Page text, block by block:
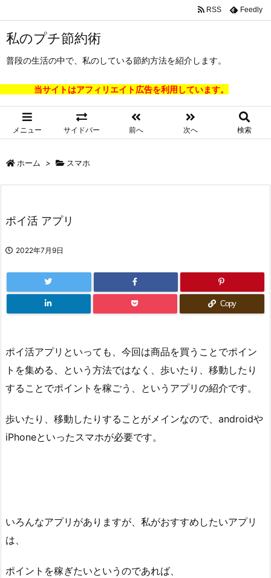
私のプチ節約術
普段の生活の中で、私のしている節約方法を紹介します。
当サイトはアフィリエイト広告を利用しています。
メニュー サイドバー 前へ 次へ 検索
RSS Feedly
ホーム > スマホ
ポイ活 アプリ
2022年7月9日
Copy
ポイ活アプリといっても、今回は商品を買うことでポイン
トを集める、という方法ではなく、歩いたり、移動したり
することでポイントを稼ごう、というアプリの紹介です。
歩いたり、移動したりすることがメインなので、androidや
iPhoneといったスマホが必要です。
いろんなアプリがありますが、私がおすすめしたいアプリ
は、
ポイントを稼ぎたいというのであれば、